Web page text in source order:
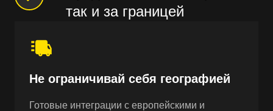
так и за границей
Не ограничивай себя географией
Готовые интеграции с европейскими и